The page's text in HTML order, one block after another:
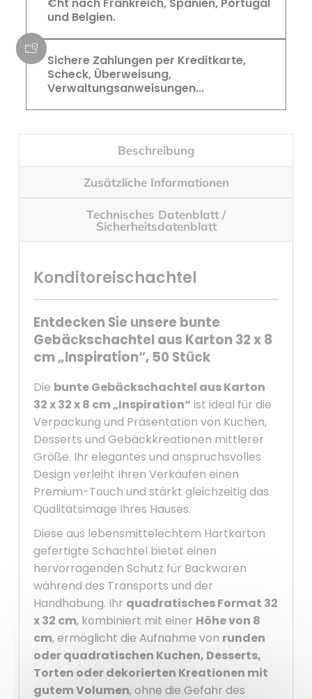
und Belgien.
Sichere Zahlungen per Kreditkarte,
Scheck, Überweisung,
Verwaltungsanweisungen...
Beschreibung
Zusätzliche Informationen
Technisches Datenblatt /
Sicherheitsdatenblatt
Konditoreischachtel
Entdecken Sie unsere bunte
Gebäckschachtel aus Karton 32 x 8
cm „Inspiration“, 50 Stück
Die bunte Gebäckschachtel aus Karton
32 x 32 x 8 cm „Inspiration“ ist ideal für die
Verpackung und Präsentation von Kuchen,
Desserts und Gebäckkreationen mittlerer
Größe. Ihr elegantes und anspruchsvolles
Design verleiht Ihren Verkäufen einen
Premium-Touch und stärkt gleichzeitig das
Qualitätsimage Ihres Hauses.
Diese aus lebensmittelechtem Hartkarton
gefertigte Schachtel bietet einen
hervorragenden Schutz für Backwaren
während des Transports und der
Handhabung. Ihr quadratisches Format 32
x 32 cm, kombiniert mit einer Höhe von 8
cm, ermöglicht die Aufnahme von runden
oder quadratischen Kuchen, Desserts,
Torten oder dekorierten Kreationen mit
gutem Volumen, ohne die Gefahr des